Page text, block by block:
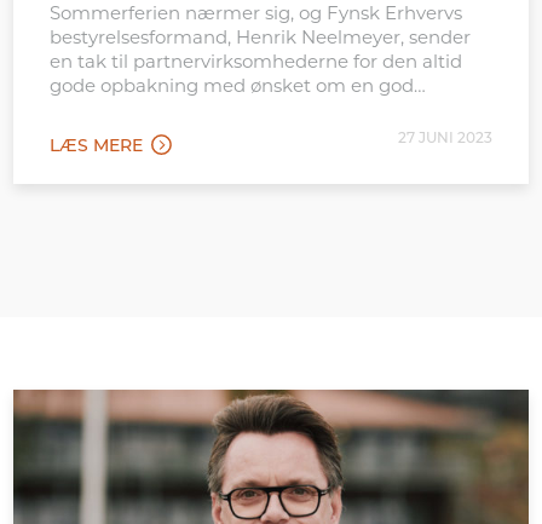
Sommerferien nærmer sig, og Fynsk Erhvervs
bestyrelsesformand, Henrik Neelmeyer, sender
en tak til partnervirksomhederne for den altid
gode opbakning med ønsket om en god
LÆS MERE 27 JUNI 2023